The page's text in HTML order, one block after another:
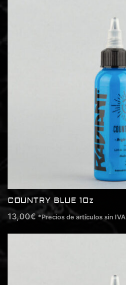
COUNTRY BLUE 1Oz
13,00€ *Precios de artículos sin IVA